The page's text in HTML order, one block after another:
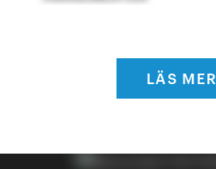
LÄS MER